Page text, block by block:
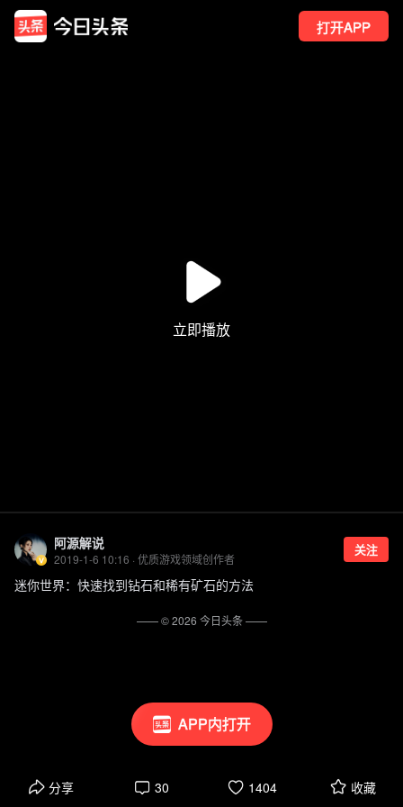
打开APP
APP内打开
阿源解说
2019-1-6 10:16 · 优质游戏领域创作者
关注
迷你世界：快速找到钻石和稀有矿石的方法
分享 30 1404 收藏
—— ©2026 今日头条——